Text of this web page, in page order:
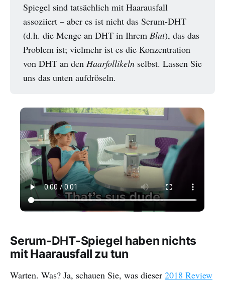
Spiegel sind tatsächlich mit Haarausfall
assoziiert – aber es ist nicht das Serum-DHT
(d.h. die Menge an DHT in Ihrem Blut), das das
Problem ist; vielmehr ist es die Konzentration
von DHT an den Haarfollikelnselbst. Lassen Sie
uns das unten aufdröseln.
Serum-DHT-Spiegel haben nichts
mit Haarausfall zu tun
Warten. Was? Ja, schauen Sie, was dieser 2018 Review